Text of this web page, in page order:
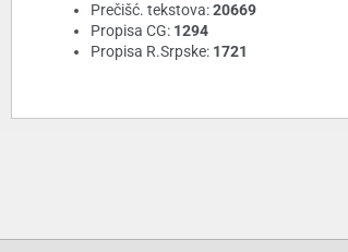
Prečišć. tekstova:20669
Propisa CG: 1294
Propisa R.Srpske: 1721